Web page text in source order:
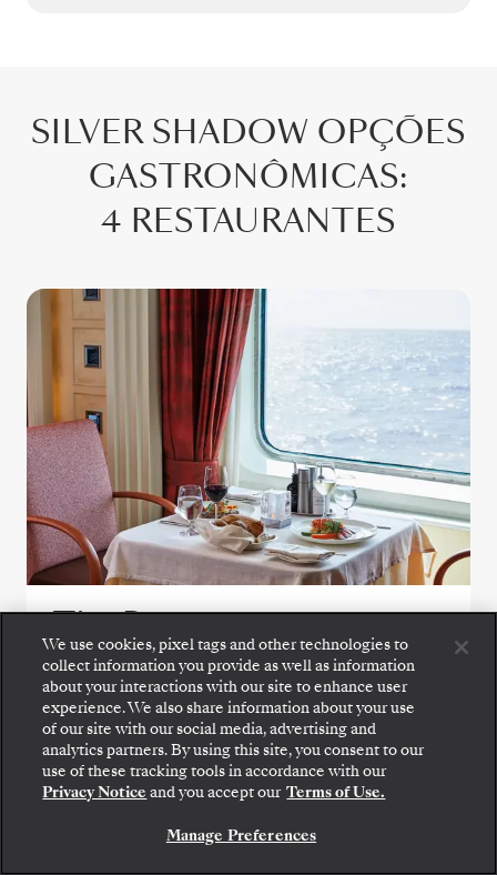
SILVER SHADOW OPÇÕES
GASTRONÔMICAS:
4 RESTAURANTES
The Restaurant
Cada dia no The Restaurant representa uma
nova viagem gastronómica, combinando
clássicos incontornáveis com criações
inspiradas no destino que captam os sabores
e o espírito da sua viagem.
Embarque: escolha sua suíte e confira as tarifas e
os serviços inclusos antes de confirmar com
segurança sua viagem com a Silversea.
RESERVE A SUA SUITE
We use cookies, pixel tags and other technologies to
collect information you provide as well as information
about your interactions with our site to enhance user
experience. We also share information about your use
of our site with our social media, advertising and
analytics partners. By using this site, you consent to our
use of these tracking tools in accordance with our
Privacy Notice and you accept our Terms of Use.
Manage Preferences